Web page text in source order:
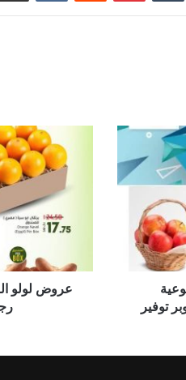
رجب 1445